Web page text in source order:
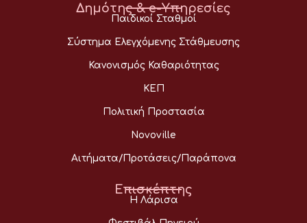
Δημότης & e-Υπηρεσίες
Παιδικοί Σταθμοί
Σύστημα Ελεγχόμενης Στάθμευσης
Κανονισμός Καθαριότητας
ΚΕΠ
Πολιτική Προστασία
Novoville
Αιτήματα/Προτάσεις/Παράπονα
Επισκέπτης
Η Λάρισα